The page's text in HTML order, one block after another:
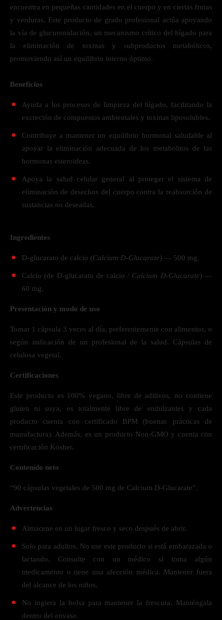
encuentra en pequeñas cantidades en el cuerpo y en ciertas frutas
y verduras. Este producto de grado profesional actúa apoyando
la vía de glucuronidación, un mecanismo crítico del hígado para
la eliminación de toxinas y subproductos metabólicos,
promoviendo así un equilibrio interno óptimo.
Beneficios
Ayuda a los procesos de limpieza del hígado, facilitando la
excreción de compuestos ambientales y toxinas liposolubles.
Contribuye a mantener un equilibrio hormonal saludable al
apoyar la eliminación adecuada de los metabolitos de las
hormonas esteroideas.
Apoya la salud celular general al proteger el sistema de
eliminación de desechos del cuerpo contra la reabsorción de
sustancias no deseadas.
Ingredientes
D-glucarato de calcio (Calcium D-Glucarate) — 500 mg.
Calcio (de D-glucarato de calcio / Calcium D-Glucarate) —
60 mg.
Presentación y modo de uso
Tomar 1 cápsula 3 veces al día, preferentemente con alimentos, o
según indicación de un profesional de la salud. Cápsulas de
celulosa vegetal.
Certificaciones
Este producto es 100% vegano, libre de aditivos, no contiene
gluten ni soya, es totalmente libre de endulzantes y cada
producto cuenta con certificado BPM (buenas prácticas de
manufactura). Además, es un producto Non-GMO y cuenta con
certificación Kosher.
Contenido neto
“90 cápsulas vegetales de 500 mg de Calcium D-Glucarate”.
Advertencias
Almacene en un lugar fresco y seco después de abrir.
Solo para adultos. No use este producto si está embarazada o
lactando. Consulte con un médico si toma algún
medicamento o tiene una afección médica. Mantener fuera
del alcance de los niños.
No ingiera la bolsa para mantener la frescura. Manténgala
dentro del envase.